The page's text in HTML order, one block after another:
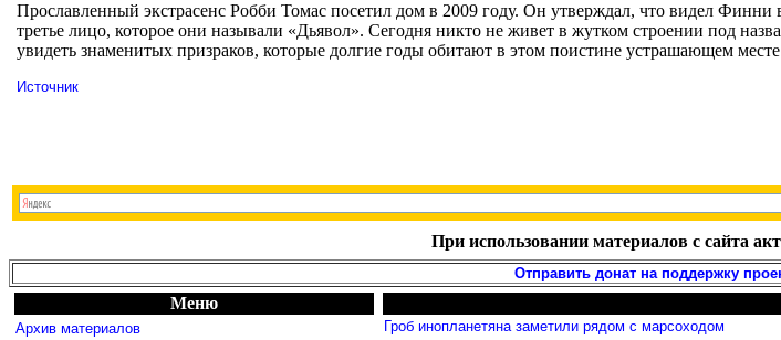
Прославленный экстрасенс Робби Томас посетил дом в 2009 году. Он утверждал, что видел
третье лицо, которое они называли «Дьявол». Сегодня никто не живет в жутком строении под
увидеть знаменитых призраков, которые долгие годы обитают в этом поистине устрашающем
Источник
При использовании материалов с сайта
Отправить донат на поддержку
Меню
Архив материалов
Гроб инопланетяна заметили рядом с марсоходом